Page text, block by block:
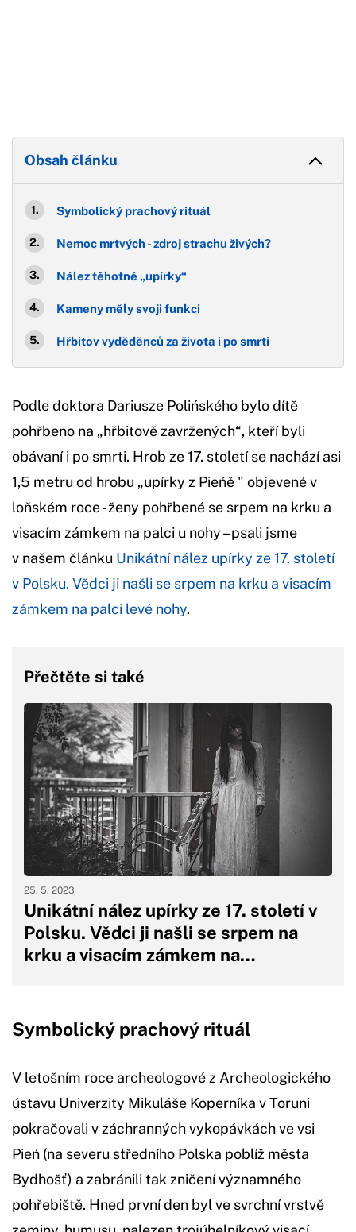
Obsah článku
Symbolický prachový rituál
Nemoc mrtvých - zdroj strachu živých?
Nález těhotné „upírky“
Kameny měly svoji funkci
Hřbitov vyděděnců za života i po smrti
Podle doktora Dariusze Polińského bylo dítě
pohřbeno na „hřbitově zavržených“, kteří byli
obávaní i po smrti. Hrob ze 17. století se nachází asi
1,5 metru od hrobu „upírky z Pieńě " objevené v
loňském roce - ženy pohřbené se srpem na krku a
visacím zámkem na palci u nohy – psali jsme
v našem článku Unikátní nález upírky ze 17. století
v Polsku. Vědci ji našli se srpem na krku a visacím
zámkem na palci levé nohy.
Přečtěte si také
Unikátní nález upírky ze 17. století v
Polsku. Vědci ji našli se srpem na
krku a visacím zámkem na…
25. 5. 2023
Symbolický prachový rituál
V letošním roce archeologové z Archeologického
ústavu Univerzity Mikuláše Koperníka v Toruni
pokračovali v záchranných vykopávkách ve vsi
Pień (na severu středního Polska poblíž města
Bydhošť) a zabránili tak zničení významného
pohřebiště. Hned první den byl ve svrchní vrstvě